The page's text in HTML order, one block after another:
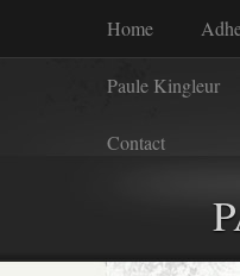
Home
Paule Kingleur
Contact